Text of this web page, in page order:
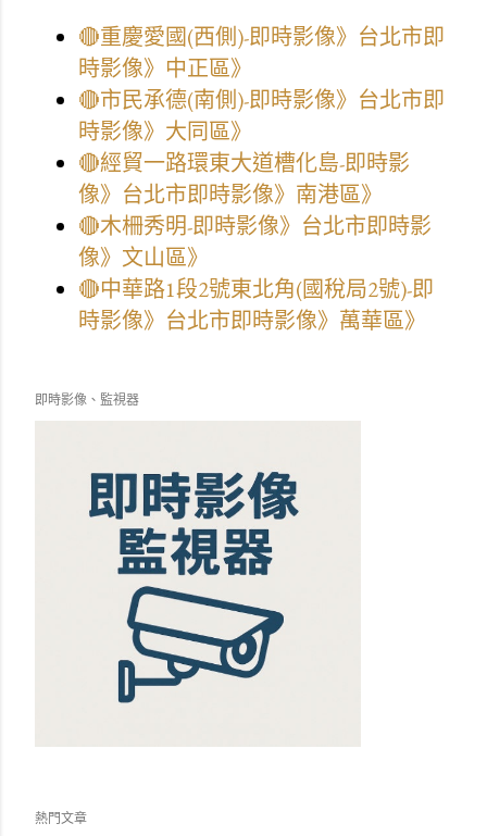
🔴重慶愛國(西側)-即時影像》台北市即
時影像》中正區》
🔴市民承德(南側)-即時影像》台北市即
時影像》大同區》
🔴經貿一路環東大道槽化島-即時影
像》台北市即時影像》南港區》
🔴木柵秀明-即時影像》台北市即時影
像》文山區》
🔴中華路1段2號東北角(國稅局2號)-即
時影像》台北市即時影像》萬華區》
即時影像、監視器
熱門文章